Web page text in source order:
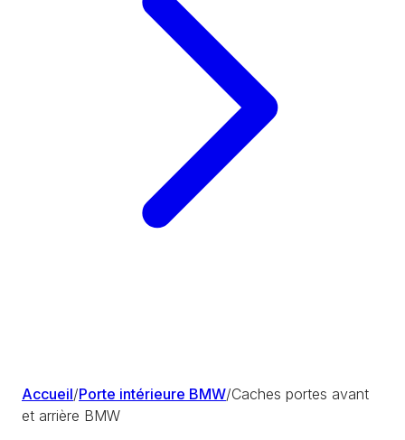
Accueil/Porte intérieure BMW/Caches portes avant
et arrière BMW